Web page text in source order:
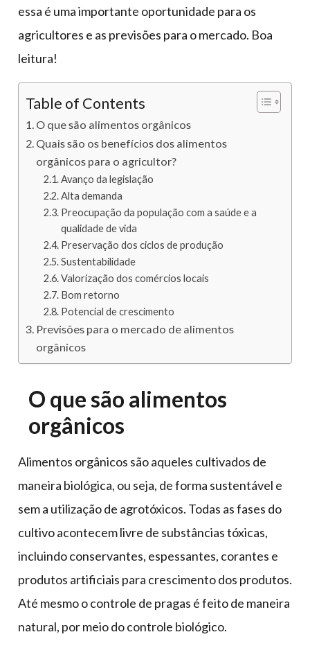
essa é uma importante oportunidade para os
agricultores e as previsões para o mercado. Boa
leitura!
Table of Contents
O que são alimentos orgânicos
Quais são os benefícios dos alimentos
orgânicos para o agricultor?
Avanço da legislação
Alta demanda
Preocupação da população com a saúde e a
qualidade de vida
Preservação dos ciclos de produção
Sustentabilidade
Valorização dos comércios locais
Bom retorno
Potencial de crescimento
Previsões para o mercado de alimentos
orgânicos
O que são alimentos
orgânicos
Alimentos orgânicos são aqueles cultivados de
maneira biológica, ou seja, de forma sustentável e
sem a utilização de agrotóxicos. Todas as fases do
cultivo acontecem livre de substâncias tóxicas,
incluindo conservantes, espessantes, corantes e
produtos artificiais para crescimento dos produtos.
Até mesmo o controle de pragas é feito de maneira
natural, por meio do controle biológico.